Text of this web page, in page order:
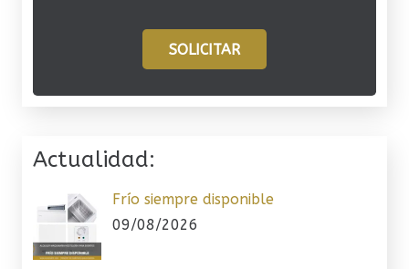
SOLICITAR
Actualidad:
Frío siempre disponible
09/08/2026